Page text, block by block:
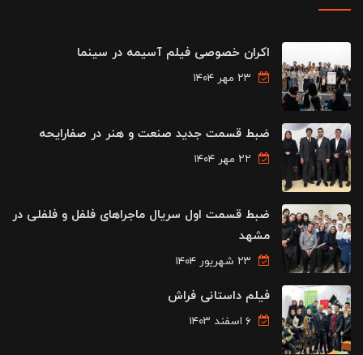
اکران خصوصی فیلم آسیمه در سینما
ضبط قسمت جدید صنعت و هنر در صفارایحه
ضبط قسمت اول سریال ماجراهای فلفل و فلفلی در
مشهد
فیلم داستانی فراش